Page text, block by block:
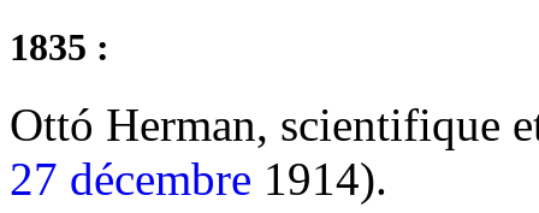
1835 :
Ottó Herman, scientifique
27 décembre 1914).